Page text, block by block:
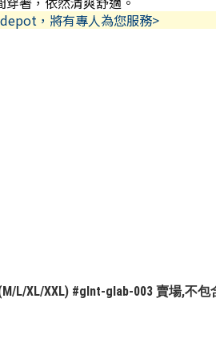
，將有專人為您服務>
XL/XXL) #glnt-glab-003 賣場,不包